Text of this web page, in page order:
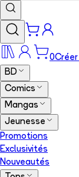
0
BD
Comics
Mangas
Jeunesse
Promotions
Exclusivités
Nouveautés